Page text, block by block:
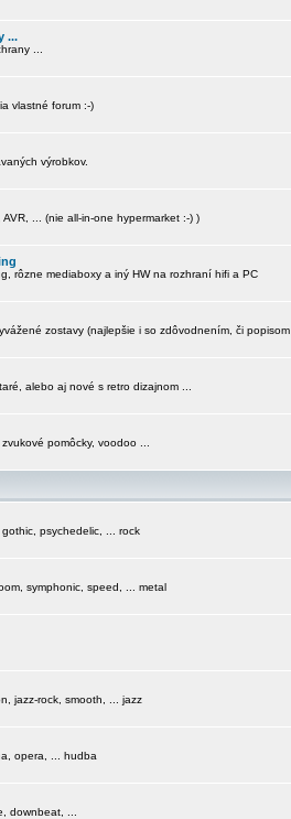
...
...
vlastné forum :-)
výrobkov.
... (nie all-in-one hypermarket :-) )
rôzne mediaboxy a iný HW na rozhraní hifi a PC
zostavy (najlepšie i so zdôvodnením, či
alebo aj nové s retro dizajnom ...
pomôcky, voodoo ...
psychedelic, ... rock
symphonic, speed, ... metal
jazz-rock, smooth, ... jazz
opera, ... hudba
downbeat, ...